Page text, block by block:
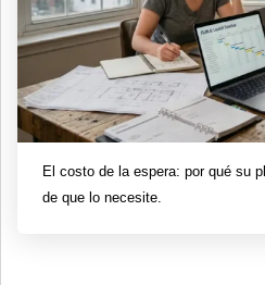
El costo de la espera: por qué su
de que lo necesite.